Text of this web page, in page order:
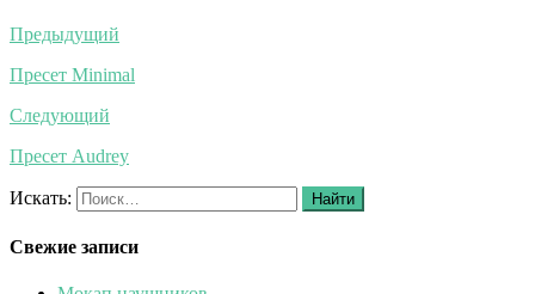
Предыдущий
Пресет Minimal
Следующий
Пресет Audrey
Искать: Найти
Свежие записи